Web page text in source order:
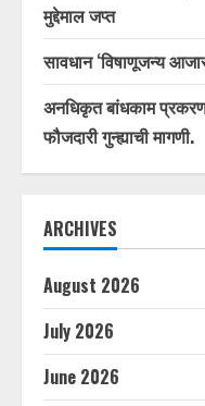
मुद्देमाल जप्त
सावधान ‘विषाणूजन्य
अनधिकृत बांधकाम
फौजदारी गुन्ह्याची मागणी.
ARCHIVES
August 2026
July 2026
June 2026